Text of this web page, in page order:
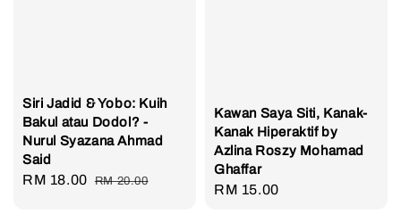
Siri Jadid & Yobo: Kuih
Bakul atau Dodol? -
Nurul Syazana Ahmad
Said
Sale
RM 18.00 Regular
RM 20.00
Kawan Saya Siti, Kanak-
Kanak Hiperaktif by
Azlina Roszy Mohamad
Ghaffar
Regular
RM 15.00